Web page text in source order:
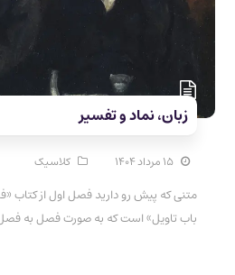
زبان، نماد و تفسیر
۱۵ مرداد ۱۴۰۴ کلاسیک
متنی که پیش رو دارید فصل اول از کتاب
باب تاویل» است که به صورت فصل به